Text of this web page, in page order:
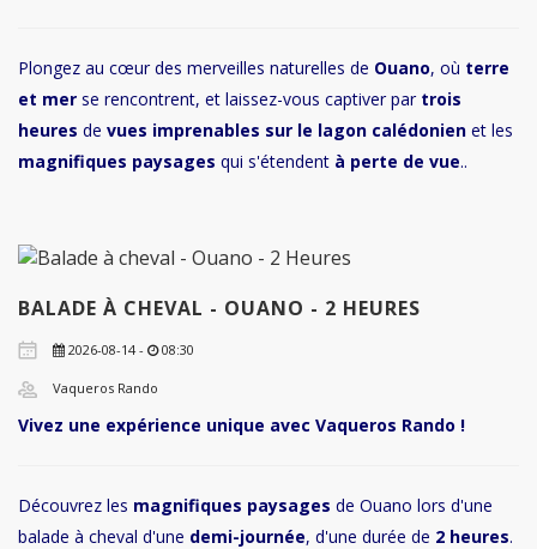
Plongez au cœur des merveilles naturelles de Ouano, où terre
et mer se rencontrent, et laissez-vous captiver partrois
heures de vues imprenables sur le lagon calédonien et les
magnifiques paysages qui s'étendent à perte de vue..
BALADE À CHEVAL - OUANO - 2 HEURES
2026-08-14 - 08:30
Vaqueros Rando
Vivez une expérience unique avec Vaqueros Rando !
Découvrez les magnifiques paysages de Ouano lors d'une
balade à cheval d'une demi-journée, d'une durée de 2 heures.